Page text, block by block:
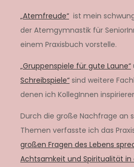
„Atemfreude“ ist mein
der Atemgymnastik für
einem Praxisbuch vorstelle.
„Gruppenspiele für gute Laune“
Schreibspiele“ sind weitere
denen ich KollegInnen
Durch die große Nachfrage an
Themen verfasste ich das
großen Fragen des Lebens
Achtsamkeit und Spiritualität in